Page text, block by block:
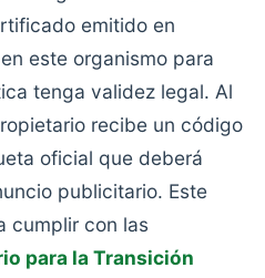
emitido en
este organismo para
tenga validez legal. Al
recibe un código
oficial que deberá
publicitario. Este
cumplir con las
para la Transición